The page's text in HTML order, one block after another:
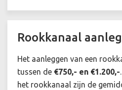
Rookkanaal
Het aanleggen van een
tussen de €750,- en €1.200,-
het rookkanaal zijn de